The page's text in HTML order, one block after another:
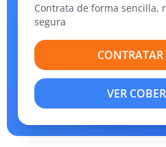
Contrata de forma sencilla,
segura
CONTRATAR
VER